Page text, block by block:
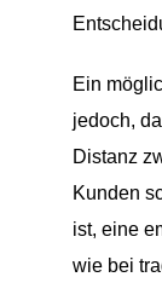
Ein
jedoch,
Distanz
Kunden
ist, eine
wie bei